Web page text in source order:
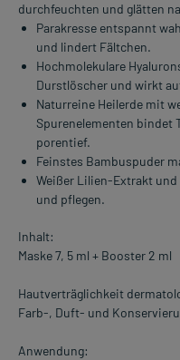
durchfeuchten und glätten
Parakresse entspannt
und lindert Fältchen.
Hochmolekulare
Durstlöscher und wirkt
Naturreine Heilerde mit
Spurenelementen bindet
porentief.
Feinstes Bambuspuder
Weißer Lilien-Extrakt
und pflegen.
Inhalt:
Maske 7, 5 ml + Booster 2 ml
Hautverträglichkeit
Farb-, Duft- und
Anwendung: